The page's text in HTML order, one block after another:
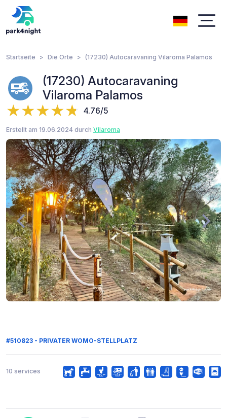
Startseite Die Orte (17230) Autocaravaning Vilaroma Palamos
(17230) Autocaravaning
Vilaroma Palamos
4.76/5
Erstellt am 19.06.2024 durch Vilaroma
#510823 - PRIVATER WOMO-STELLPLATZ
10 services